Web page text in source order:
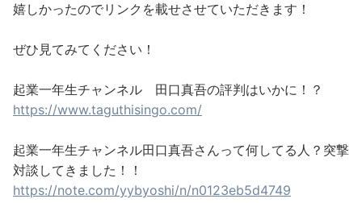
嬉しかったのでリンクを載せさせていただきます！
ぜひ見てみてください！
起業一年生チャンネル 田口真吾の評判はいかに！？
https://www.taguthisingo.com/
起業一年生チャンネル田口真吾さんって何してる人？突撃
対談してきました！！
https://note.com/yybyoshi/n/n0123eb5d4749